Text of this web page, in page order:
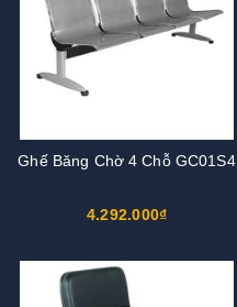
Ghế Băng Chờ 4 Chỗ GC01S4
4.292.000₫